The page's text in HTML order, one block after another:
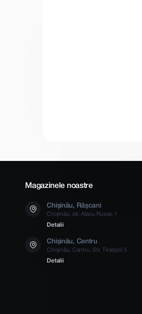
Magazinele noastre
Chișinău, Râșcani
Chișinău, str. Alecu Russo 1
Detalii
Chișinău, Centru
Chișinău, Centru, Str. Tiraspol 5
Detalii